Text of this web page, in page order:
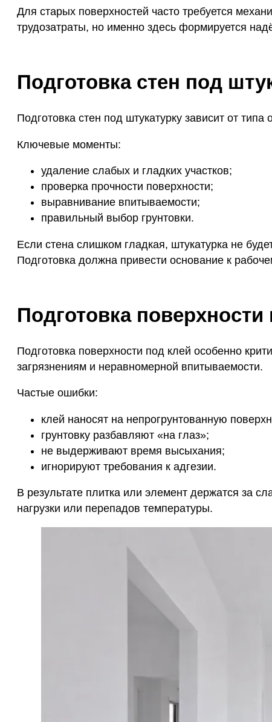
Для старых поверхностей часто требуется
трудозатраты, но именно здесь формируется
Подготовка стен под
Подготовка стен под штукатурку зависит от
Ключевые моменты:
удаление слабых и гладких участков;
проверка прочности поверхности;
выравнивание впитываемости;
правильный выбор грунтовки.
Если стена слишком гладкая, штукатурка не
Подготовка должна привести основание к
Подготовка поверхности
Подготовка поверхности под клей особенно
загрязнениям и неравномерной впитываемости.
Частые ошибки:
клей наносят на непрогрунтованную
грунтовку разбавляют «на глаз»;
не выдерживают время высыхания;
игнорируют требования к адгезии.
В результате плитка или элемент держатся за
нагрузки или перепадов температуры.